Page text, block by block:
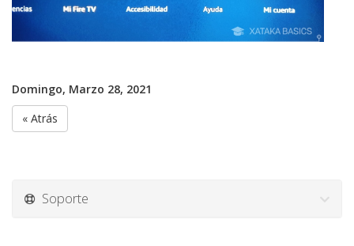
Domingo, Marzo 28, 2021
« Atrás
Soporte